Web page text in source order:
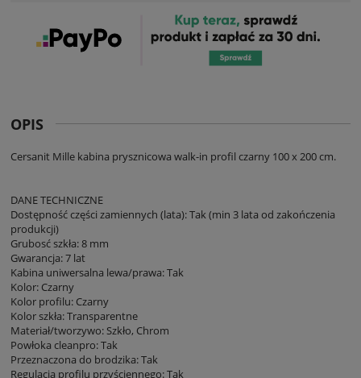
OPIS
Cersanit Mille kabina prysznicowa walk-in profil czarny 100 x 200 cm.
DANE TECHNICZNE
Dostępność części zamiennych (lata): Tak (min 3 lata od zakończenia
produkcji)
Grubosć szkła: 8 mm
Gwarancja: 7 lat
Kabina uniwersalna lewa/prawa: Tak
Kolor: Czarny
Kolor profilu: Czarny
Kolor szkła: Transparentne
Materiał/tworzywo: Szkło, Chrom
Powłoka cleanpro: Tak
Przeznaczona do brodzika: Tak
Regulacja profilu przyściennego: Tak